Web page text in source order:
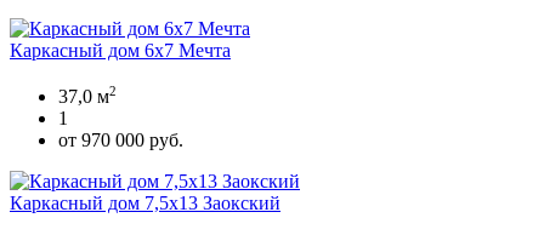
Каркасный дом 6х7 Мечта
37,0 м2
1
от 970 000 руб.
Каркасный дом 7,5х13 Заокский